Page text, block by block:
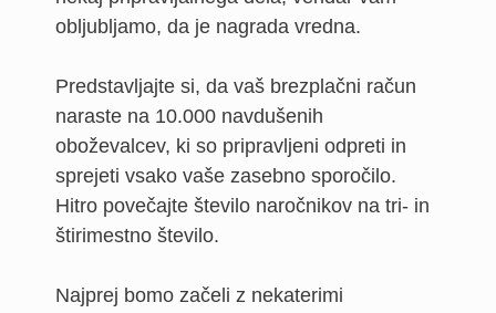
obljubljamo, da je nagrada vredna.
Predstavljajte si, da vaš brezplačni račun
naraste na 10.000 navdušenih
oboževalcev, ki so pripravljeni odpreti in
sprejeti vsako vaše zasebno sporočilo.
Hitro povečajte število naročnikov na tri- in
štirimestno število.
Najprej bomo začeli z nekaterimi